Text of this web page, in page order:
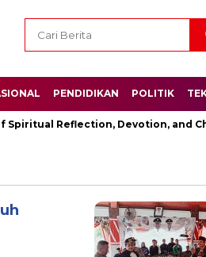
PENDIDIKAN POLITIK
Reflection, Devotion, and